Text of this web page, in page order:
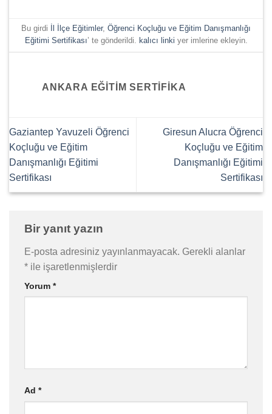
Bu girdi İl İlçe Eğitimler, Öğrenci Koçluğu ve Eğitim Danışmanlığı
Eğitimi Sertifikası’ te gönderildi. kalıcı linki yer imlerine ekleyin.
ANKARA EĞITIM SERTIFIKA
Gaziantep Yavuzeli Öğrenci
Koçluğu ve Eğitim
Danışmanlığı Eğitimi
Sertifikası
Giresun Alucra Öğrenci
Koçluğu ve Eğitim
Danışmanlığı Eğitimi
Sertifikası
Bir yanıt yazın
E-posta adresiniz yayınlanmayacak. Gerekli alanlar
* ile işaretlenmişlerdir
Yorum *
Ad *